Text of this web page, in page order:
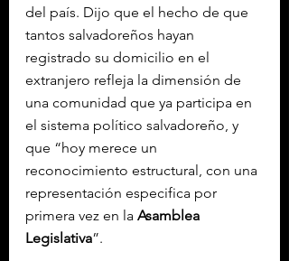
del país. Dijo que el hecho de que
tantos salvadoreños hayan
registrado su domicilio en el
extranjero refleja la dimensión de
una comunidad que ya participa en
el sistema político salvadoreño, y
que “hoy merece un
reconocimiento estructural, con una
representación especifica por
primera vez en la Asamblea
Legislativa”.